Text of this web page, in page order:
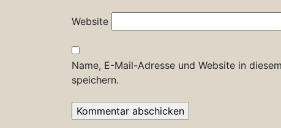
Website
Name, E-Mail-Adresse und Website in
speichern.